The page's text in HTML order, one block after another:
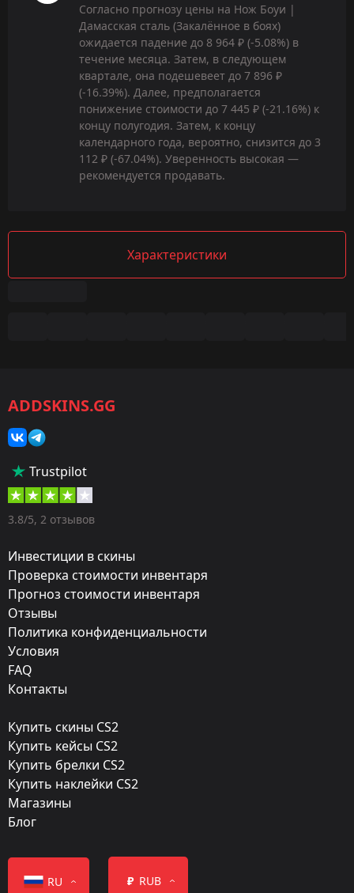
Согласно прогнозу цены на Нож Боуи |
Дамасская сталь (Закалённое в боях)
ожидается падение до 8 964 ₽ (-5.08%) в
течение месяца. Затем, в следующем
квартале, она подешевеет до 7 896 ₽
(-16.39%). Далее, предполагается
понижение стоимости до 7 445 ₽ (-21.16%) к
концу полугодия. Затем, к концу
календарного года, вероятно, снизится до 3
112 ₽ (-67.04%). Уверенность высокая —
рекомендуется продавать.
Характеристики
Категория:
Скины
Ножи
Оружие:
Exterior:
Закалённое в боях
Дамасская сталь
Finish catalog:
Популярность:
95 %
ADDSKINS.GG
Trustpilot
3.8/5, 2 отзывов
Инвестиции в скины
Проверка стоимости инвентаря
Прогноз стоимости инвентаря
Отзывы
Политика конфиденциальности
Условия
FAQ
Контакты
Купить скины CS2
Купить кейсы CS2
Купить брелки CS2
Купить наклейки CS2
Магазины
Блог
RU ₽ RUB